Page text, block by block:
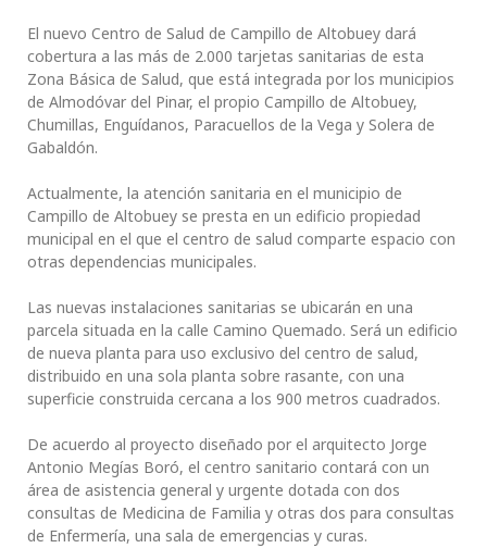
El nuevo Centro de Salud de Campillo de Altobuey dará
cobertura a las más de 2.000 tarjetas sanitarias de esta
Zona Básica de Salud, que está integrada por los municipios
de Almodóvar del Pinar, el propio Campillo de Altobuey,
Chumillas, Enguídanos, Paracuellos de la Vega y Solera de
Gabaldón.
Actualmente, la atención sanitaria en el municipio de
Campillo de Altobuey se presta en un edificio propiedad
municipal en el que el centro de salud comparte espacio con
otras dependencias municipales.
Las nuevas instalaciones sanitarias se ubicarán en una
parcela situada en la calle Camino Quemado. Será un edificio
de nueva planta para uso exclusivo del centro de salud,
distribuido en una sola planta sobre rasante, con una
superficie construida cercana a los 900 metros cuadrados.
De acuerdo al proyecto diseñado por el arquitecto Jorge
Antonio Megías Boró, el centro sanitario contará con un
área de asistencia general y urgente dotada con dos
consultas de Medicina de Familia y otras dos para consultas
de Enfermería, una sala de emergencias y curas.